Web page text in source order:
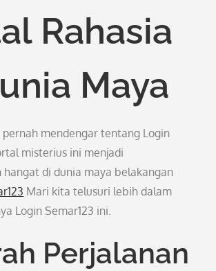
Rahasia
Maya
pernah mendengar tentang Login
misterius ini menjadi
hangat di dunia maya belakangan
Mari kita telusuri lebih dalam
Login Semar123 ini.
Perjalanan